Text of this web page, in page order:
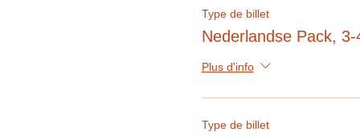
LM2 = début de
rencontre avec
Type de billet
Nederlandse Pack, 3-
Plus d'info
Type de billet